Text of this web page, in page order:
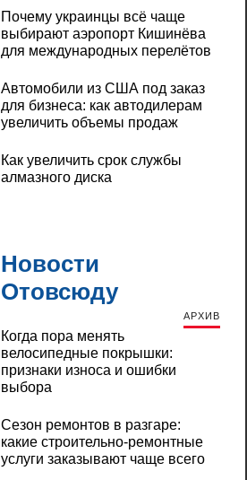
Почему украинцы всё чаще
выбирают аэропорт Кишинёва
для международных перелётов
Автомобили из США под заказ
для бизнеса: как автодилерам
увеличить объемы продаж
Как увеличить срок службы
алмазного диска
Новости
Отовсюду
АРХИВ
Когда пора менять
велосипедные покрышки:
признаки износа и ошибки
выбора
Сезон ремонтов в разгаре:
какие строительно-ремонтные
услуги заказывают чаще всего